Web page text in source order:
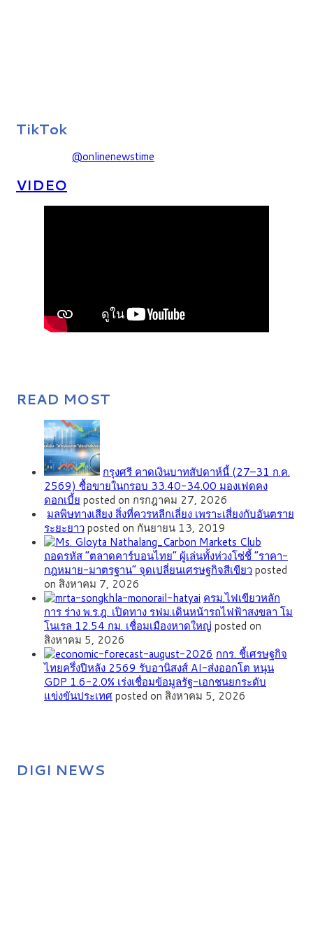
TikTok
@onlinenewstime
VIDEO
READ MOST
กรุงศรี คาดเงินบาทสัปดาห์นี้ (27–31 ก.ค.
2569) ซื้อขายในกรอบ 33.40-34.00 มองเฟดคง
ดอกเบี้ย posted on กรกฎาคม 27, 2026
มลพิษทางเสียง สิ่งที่ควรหลีกเลี่ยง เพราะเสี่ยงกับอันตราย
ระยะยาวposted on กันยายน 13, 2019
ถอดรหัส “ตลาดคาร์บอนไทย” ผู้เล่นทั้งห่วงโซ่ชี้ “ราคา-
กฎหมาย-มาตรฐาน” จุดเปลี่ยนเศรษฐกิจสีเขียวposted
on สิงหาคม 7, 2026
ครม.ไฟเขียวหลัก
การ ร่าง พ.ร.ฎ. เปิดทาง รฟม.เดินหน้ารถไฟฟ้าสงขลา โม
โนเรล 12.54 กม. เชื่อมเมืองหาดใหญ่ posted on
สิงหาคม 5, 2026
กกร. ชี้เศรษฐกิจ
ไทยครึ่งปีหลัง 2569 รับอานิสงส์ AI-ส่งออกโต หนุน
GDP 1.6-2.0% เร่งเชื่อมข้อมูลรัฐ-เอกชนยกระดับ
แข่งขันประเทศposted on สิงหาคม 5, 2026
DIGI NEWS